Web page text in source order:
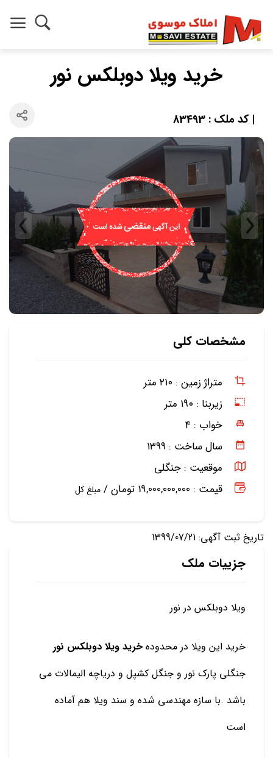
خرید ویلا دوبلکس نور
| کد ملک : 83493
مشخصات کلی
متراژ زمین : ۲۱۰ متر
زیربنا : ۱۹۰ متر
خواب : ۴
سال ساخت : ۱۳۹۹
موقعیت : جنگلی
قیمت : 19,000,000,000 تومان /
مبلغ کل
تاریخ ثبت آگهی: 1399/07/21
جزییات ملک
ویلا دوبلکس در نور
خرید این ویلا در محدوده خرید ویلا دوبلکس نور
جنگلی پارک نور و جنگل کشپل و دریاچه الیمالات می
باشد .با سازه مهندسی شده و سند ویلا هم آماده
است